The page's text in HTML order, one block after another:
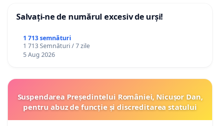
Salvați-ne de numărul excesiv de urși!
1 713 semnături
1 713 Semnături / 7 zile
5 Aug 2026
Suspendarea Președintelui României, Nicușor Dan,
pentru abuz de funcție și discreditarea statului